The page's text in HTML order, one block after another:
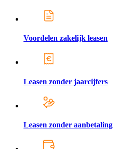
Voordelen zakelijk leasen
Leasen zonder jaarcijfers
Leasen zonder aanbetaling